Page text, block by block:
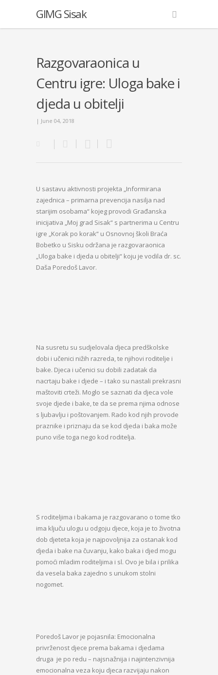
GIMG Sisak
Razgovaraonica u
Centru igre: Uloga bake i
djeda u obitelji
| June 04, 2018
U sastavu aktivnosti projekta „Informirana
zajednica – primarna prevencija nasilja nad
starijim osobama“ kojeg provodi Građanska
inicijativa „Moj grad Sisak“ s partnerima u Centru
igre „Korak po korak“ u Osnovnoj školi Braća
Bobetko u Sisku održana je razgovaraonica
„Uloga bake i djeda u obitelji“ koju je vodila dr. sc.
Daša Poredoš Lavor.
Na susretu su sudjelovala djeca predškolske
dobi i učenici nižih razreda, te njihovi roditelje i
bake. Djeca i učenici su dobili zadatak da
nacrtaju bake i djede – i tako su nastali prekrasni
maštoviti crteži. Moglo se saznati da djeca vole
svoje djede i bake, te da se prema njima odnose
s ljubavlju i poštovanjem. Rado kod njih provode
praznike i priznaju da se kod djeda i baka može
puno više toga nego kod roditelja.
S roditeljima i bakama je razgovarano o tome tko
ima ključu ulogu u odgoju djece, koja je to životna
dob djeteta koja je najpovoljnija za ostanak kod
djeda i bake na čuvanju, kako baka i djed mogu
pomoći mladim roditeljima i sl. Ovo je bila i prilika
da vesela baka zajedno s unukom stolni
nogomet.
Poredoš Lavor je pojasnila: Emocionalna
privrženost djece prema bakama i djedama
druga je po redu – najsnažnija i najintenzivnija
emocionalna veza koju djeca razvijaju nakon